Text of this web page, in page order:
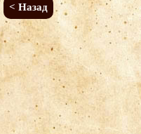
< Назад